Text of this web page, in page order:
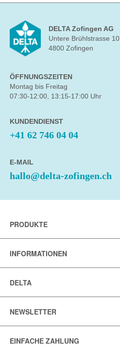
DELTA Zofingen AG
Untere Brühlstrasse 10
4800 Zofingen
ÖFFNUNGSZEITEN
Montag bis Freitag
07:30-12:00, 13:15-17:00 Uhr
KUNDENDIENST
+41 62 746 04 04
E-MAIL
hallo@delta-zofingen.ch
PRODUKTE
INFORMATIONEN
DELTA
NEWSLETTER
EINFACHE ZAHLUNG